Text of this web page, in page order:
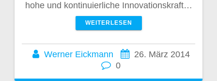
hohe und kontinuierliche Innovationskraft…
WEITERLESEN
Werner Eickmann
26. März 2014
0